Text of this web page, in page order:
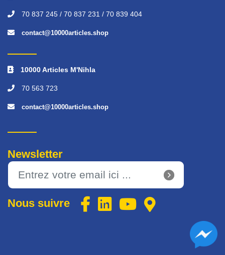
70 837 245 / 70 837 231 / 70 839 404
contact@10000articles.shop
10000 Articles M'Nihla
70 563 723
contact@10000articles.shop
Newsletter
Nous suivre